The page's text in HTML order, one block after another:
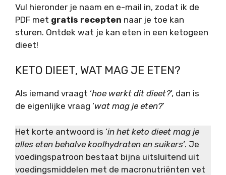
Vul hieronder je naam en e-mail in, zodat ik de
PDF met gratis recepten naar je toe kan
sturen. Ontdek wat je kan eten in een ketogeen
dieet!
KETO DIEET, WAT MAG JE ETEN?
Als iemand vraagt ‘hoe werkt dit dieet?’, dan is
de eigenlijke vraag ‘wat mag je eten?’
Het korte antwoord is ‘in het keto dieet mag je
alles eten behalve koolhydraten en suikers’. Je
voedingspatroon bestaat bijna uitsluitend uit
voedingsmiddelen met de macronutriënten vet